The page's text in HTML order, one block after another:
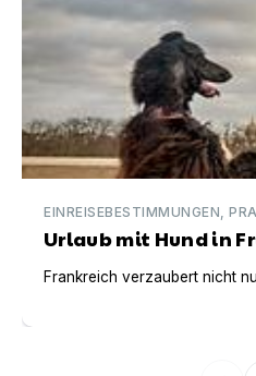
EINREISEBESTIMMUNGEN,
Urlaub mit Hund in
Frankreich verzaubert nicht